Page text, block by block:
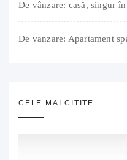
CELE MAI CITITE